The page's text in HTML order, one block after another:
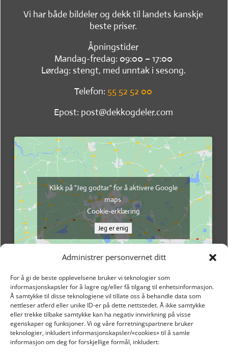
Administrer personvernet ditt
For å gi de beste opplevelsene bruker vi teknologier som
informasjonskapsler for å lagre og/eller få tilgang til enhetsinformasjon.
Å samtykke til disse teknologiene vil tillate oss å behandle data som
nettleser atferd eller unike ID-er på dette nettstedet. Å ikke samtykke
eller trekke tilbake samtykke kan ha negativ innvirkning på visse
egenskaper og funksjoner. Vi og våre forretningspartnere bruker
teknologier, inkludert informasjonskapsler/«cookies» til å samle
informasjon om deg for forskjellige formål, inkludert:
Vi har både bildeler og dekk til landets kanskje
beste priser.
Åpningstider
Mandag-fredag: 09:00 – 17:00
Lørdag: stengt, med unntak i sesong.
Telefon: 55 52 52 00
Epost: post@dekkogdeler.com
Klikk på "Jeg godtar" for å aktivere Google
maps
Cookie-erklæring
Jeg er enig